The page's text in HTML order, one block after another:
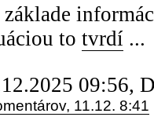
základe
to tvrdí ...
09:56,
11.12. 8:41